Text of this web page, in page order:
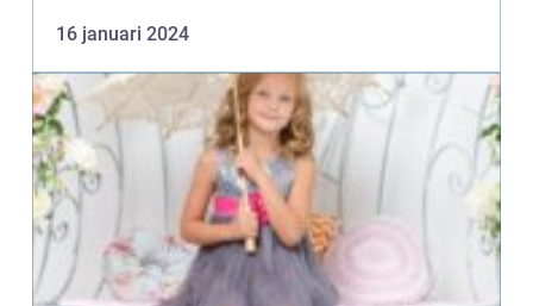
Vimplar är dek...
16 januari 2024